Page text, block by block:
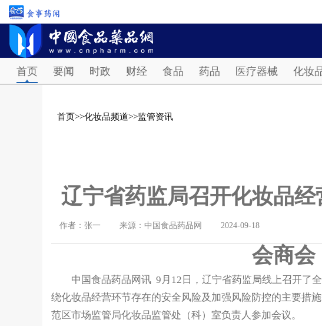
首页 要闻 时政 财经 食品 药品 医疗器械 化妆
首页>>化妆品频道>>监管资讯
辽宁省药监局召开化妆品
会商会
作者：张一 来源：中国食品药品网 2024-09-18
中国食品药品网讯 9月12日，辽宁省药监局线上召开了全
绕化妆品经营环节存在的安全风险及加强风险防控的主要措
范区市场监管局化妆品监管处（科）室负责人参加会议。